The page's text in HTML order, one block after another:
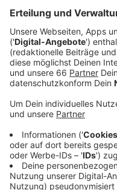
Anzeige
Ferienkurse von
DerStudienkreisund
der Stadt in den
kleines Geld an.
Fach gefördert